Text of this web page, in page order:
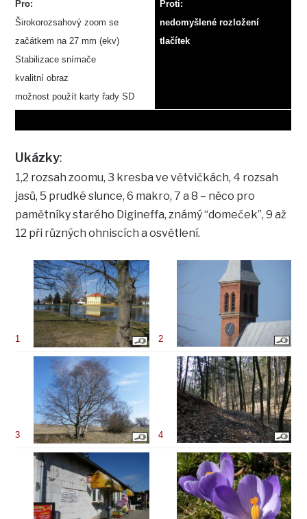
Pro:
Širokorozsahový zoom se
začátkem na 27 mm (ekv)
Stabilizace snímače
kvalitní obraz
možnost použít karty řady SD
Proti:
nedomyšlené rozložení
tlačítek
Ukázky:
1,2 rozsah zoomu, 3 kresba ve větvičkách, 4 rozsah
jasů, 5 prudké slunce, 6 makro, 7 a 8 – něco pro
pamětníky starého Digineffa, známý “domeček”, 9 až
12 při různých ohniscích a osvětlení.
1 2
3 4